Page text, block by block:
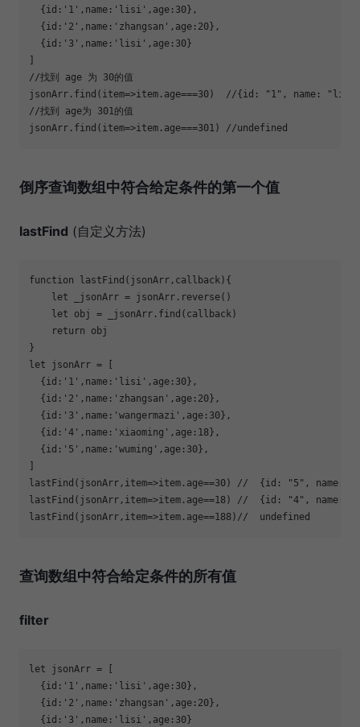
  {
id : '1' , name : 'lisi' , age : 30
  {
id : '2' , name : 'zhangsan' , age : 20
  {
id : '3' , name : 'lisi' , age : 30
//找到 age 为 30的值
jsonArr.find( item=>item.age===30 ) //{id: "1", name:
//找到 age为 301的值
jsonArr.find( item=>item.age===301 ) //undefined
倒序查询数组中符合给定条件的第一个值
lastFind (自定义方法)
function lastFind ( jsonArr,callback )
let
let
return
let
  {
id : '1' , name : 'lisi' , age : 30
  {
id : '2' , name : 'zhangsan' , age : 20
  {
id : '3' , name : 'wangermazi' , age : 30
  {
id : '4' , name : 'xiaoming' , age : 18
  {
id : '5' , name : 'wuming' , age : 30
lastFind(jsonArr,item=>item.age==30 ) //  {id: "5", name:
lastFind(jsonArr,item=>item.age==18 ) //  {id: "4", name:
lastFind(jsonArr,item=>item.age==188 ) //  undefined
查询数组中符合给定条件的所有值
filter
let
  {
id : '1' , name : 'lisi' , age : 30
  {
id : '2' , name : 'zhangsan' , age : 20
  {
id : '3' , name : 'lisi' , age : 30